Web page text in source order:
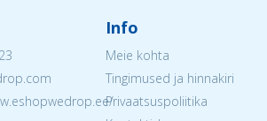
Info
Meie kohta
Tingimused ja hinnakiri
Privaatsuspoliitika